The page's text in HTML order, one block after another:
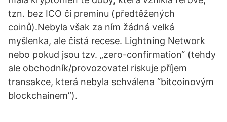
tzn. bez ICO či preminu (předtěžených
coinů).Nebyla však za ním žádná velká
myšlenka, ale čistá recese. Lightning Network
nebo pokud jsou tzv. „zero-confirmation“ (tehdy
ale obchodník/provozovatel riskuje příjem
transakce, která nebyla schválena “bitcoinovým
blockchainem”).